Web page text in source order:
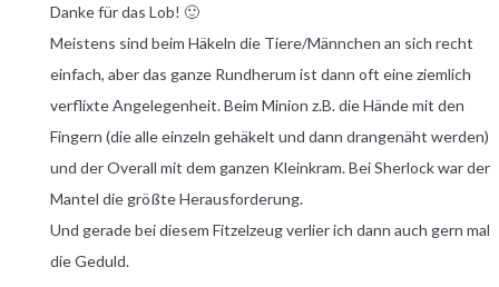
Danke für das Lob! 🙂
Meistens sind beim Häkeln die Tiere/Männchen an sich recht
einfach, aber das ganze Rundherum ist dann oft eine ziemlich
verflixte Angelegenheit. Beim Minion z.B. die Hände mit den
Fingern (die alle einzeln gehäkelt und dann drangenäht werden)
und der Overall mit dem ganzen Kleinkram. Bei Sherlock war der
Mantel die größte Herausforderung.
Und gerade bei diesem Fitzelzeug verlier ich dann auch gern mal
die Geduld.